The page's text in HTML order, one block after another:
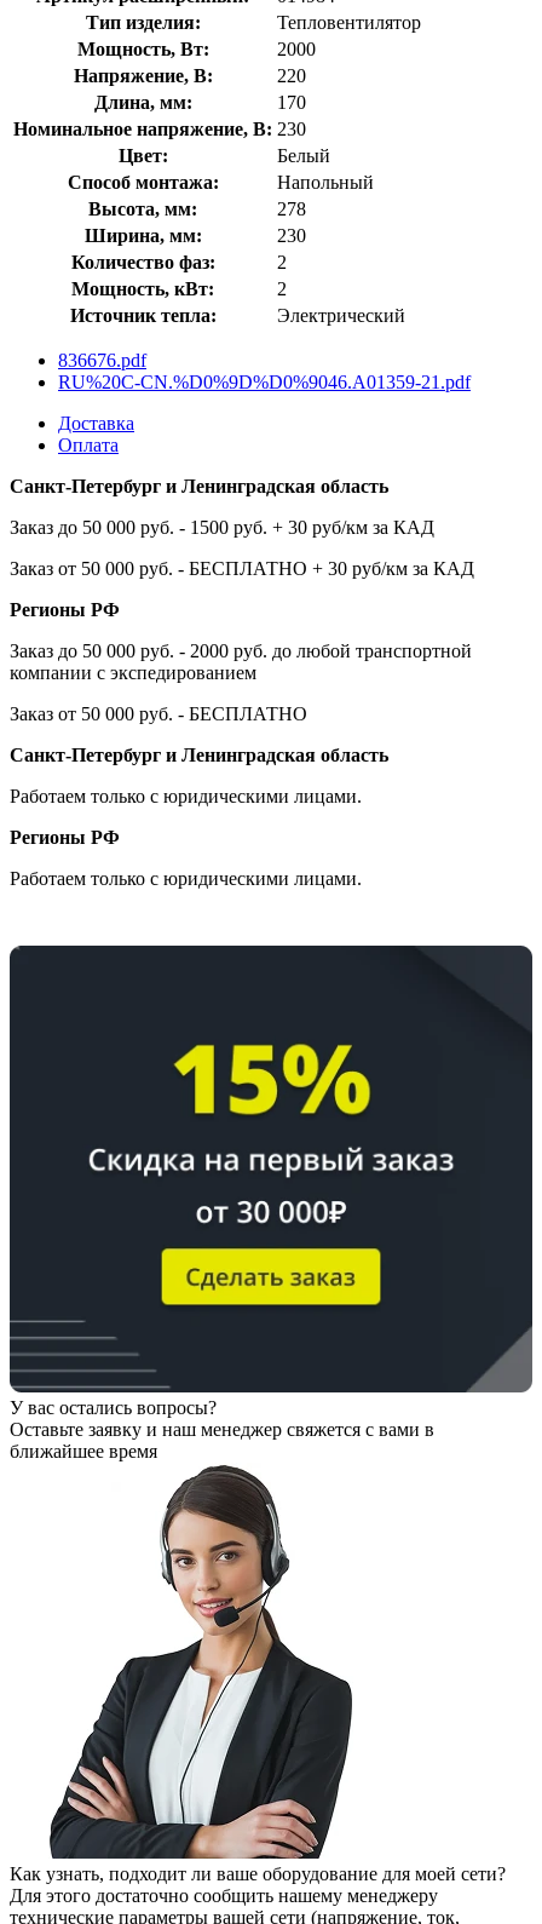
Тип изделия:
Тепловентилятор
Мощность, Вт:
2000
Напряжение, В:
220
Длина, мм:
170
Номинальное напряжение, В: 230
Цвет:
Белый
Способ монтажа:
Напольный
Высота, мм:
278
Ширина, мм:
230
Количество фаз:
2
Мощность, кВт:
2
Источник тепла:
Электрический
836676.pdf
RU%20C-CN.%D0%9D%D0%9046.A01359-21.pdf
Доставка
Оплата
Санкт-Петербург и Ленинградская область
Заказ до 50 000 руб. - 1500 руб. + 30 руб/км за КАД
Заказ от 50 000 руб. - БЕСПЛАТНО + 30 руб/км за КАД
Регионы РФ
Заказ до 50 000 руб. - 2000 руб. до любой транспортной
компании с экспедированием
Заказ от 50 000 руб. - БЕСПЛАТНО
Санкт-Петербург и Ленинградская область
Работаем только с юридическими лицами.
Регионы РФ
Работаем только с юридическими лицами.
У вас остались вопросы?
Оставьте заявку и наш менеджер свяжется с вами в
ближайшее время
Как узнать, подходит ли ваше оборудование для моей сети?
Для этого достаточно сообщить нашему менеджеру
технические параметры вашей сети (напряжение, ток,